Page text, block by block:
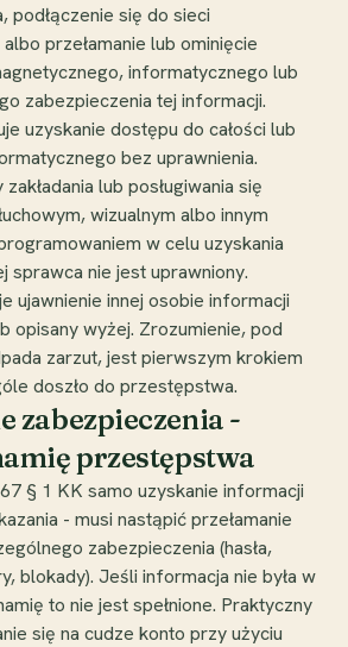
podłączenie się do sieci
przełamanie lub ominięcie
informatycznego lub
zabezpieczenia tej informacji.
uzyskanie dostępu do całości lub
bez uprawnienia.
lub posługiwania się
wizualnym albo innym
w celu uzyskania
sprawca nie jest uprawniony.
ujawnienie innej osobie informacji
opisany wyżej. Zrozumienie, pod
zarzut, jest pierwszym krokiem
doszło do przestępstwa.
zabezpieczenia -
przestępstwa
§ 1 KK samo uzyskanie informacji
- musi nastąpić przełamanie
zabezpieczenia (hasła,
blokady). Jeśli informacja nie była w
to nie jest spełnione. Praktyczny
się na cudze konto przy użyciu